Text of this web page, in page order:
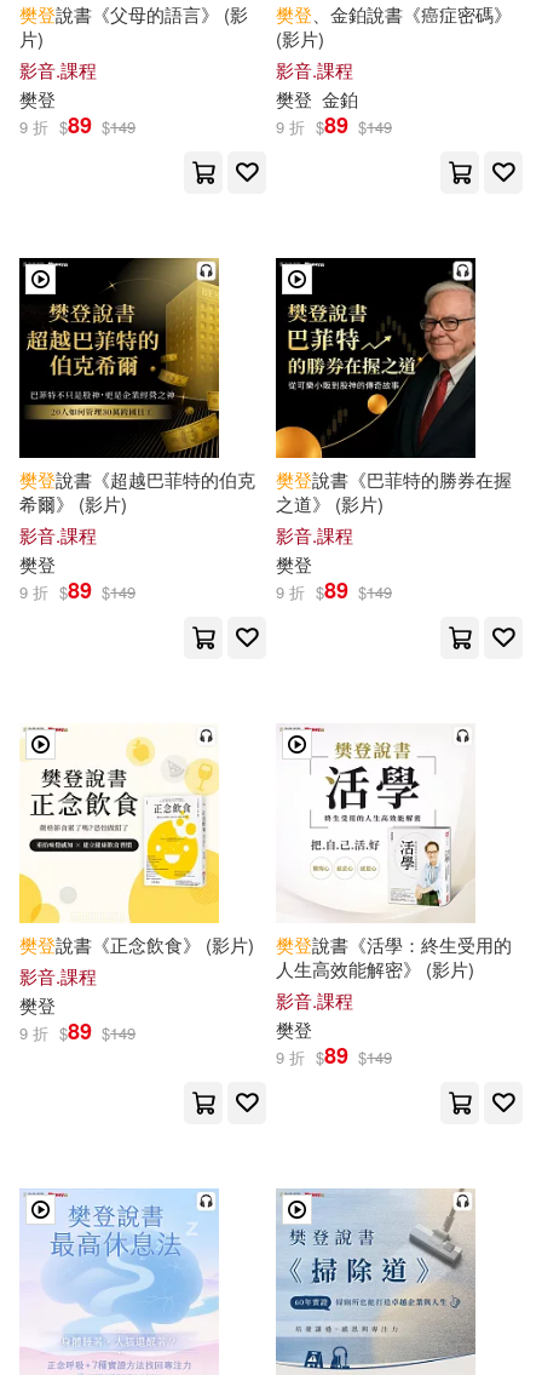
樊登說書《父母的語言》 (影
片)
影音.課程
樊登
9 折 $89 $149
樊登 、金鉑說書《癌症密碼》
(影片)
影音.課程
樊登 金鉑
9 折 $89 $149
樊登說書《超越巴菲特的伯克
希爾》 (影片)
影音.課程
樊登
9 折 $89 $149
樊登說書《巴菲特的勝券在握
之道》 (影片)
影音.課程
樊登
9 折 $89 $149
樊登說書《正念飲食》 (影片)
影音.課程
樊登
9 折 $89 $149
樊登說書《活學：終生受用的
人生高效能解密》 (影片)
影音.課程
樊登
9 折 $89 $149